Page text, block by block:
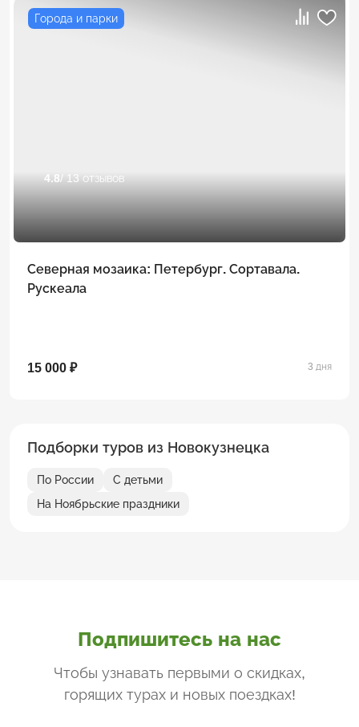
Города и парки
4.8/ 13 отзывов
Северная мозаика: Петербург. Сортавала.
Рускеала
15 000 ₽ 3 дня
Подборки туров из Новокузнецка
По России
С детьми
На Ноябрьские праздники
Подпишитесь на нас
Чтобы узнавать первыми о скидках,
горящих турах и новых поездках!